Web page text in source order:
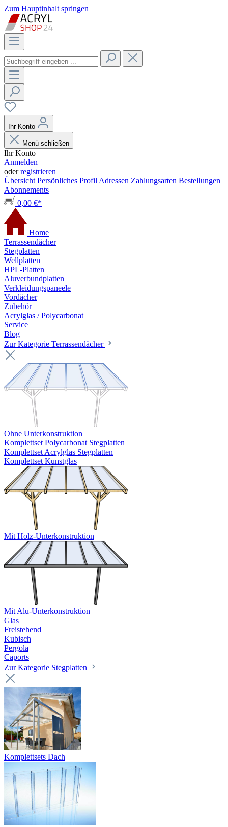
Zum Hauptinhalt springen
Ihr Konto
Menü schließen
Ihr Konto
Anmelden
oderregistrieren
Übersicht Persönliches Profil Adressen Zahlungsarten Bestellungen
Abonnements
0,00 €*
Home
Terrassendächer
Stegplatten
Wellplatten
HPL-Platten
Aluverbundplatten
Verkleidungspaneele
Vordächer
Zubehör
Acrylglas / Polycarbonat
Service
Blog
Zur Kategorie Terrassendächer
Ohne Unterkonstruktion
Komplettset Polycarbonat Stegplatten
Komplettset Acrylglas Stegplatten
Komplettset Kunstglas
Mit Holz-Unterkonstruktion
Mit Alu-Unterkonstruktion
Glas
Freistehend
Kubisch
Pergola
Caports
Zur Kategorie Stegplatten
Komplettsets Dach